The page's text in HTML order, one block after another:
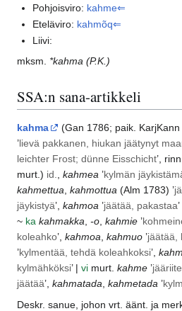
Pohjoisviro: kahme⇐
Eteläviro: kahmõq⇐
Liivi:
mksm. *kahma (P.K.)
SSA:n sana-artikkeli
kahma (Gan 1786; paik. KarjKann
’lievä pakkanen, hiukan jäätynyt
leichter Frost; dünne Eisschicht’, rinn.
murt.) id. kahmea ’kylmän
kahmettua kahmottua (Alm 1783) ’
jäykistyä’, kahmoa ’jäätää, pakastaa’
~ ka kahmakka -o kahmie ’
koleahko’, kahmoa kahmuo ’jäätää,
’kylmentää, tehdä koleahkoksi’,
kylmähköksi’ | vi murt. kahme ’jääriite
jäätää’, kahmatada kahmetada ’
Deskr. sanue, johon vrt. äänt. ja